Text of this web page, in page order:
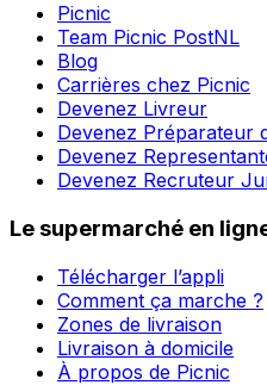
Picnic
Team Picnic PostNL
Blog
Carrières chez Picnic
Devenez Livreur
Devenez Préparateur
Devenez
Devenez Recruteur
Le supermarché en
Télécharger l’appli
Comment ça marche ?
Zones de livraison
Livraison à domicile
À propos de Picnic